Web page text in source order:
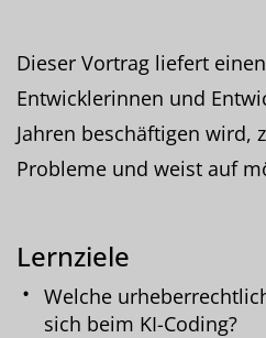
Dieser Vortrag liefert
Entwicklerinnen und
Jahren beschäftigen wird,
Probleme und weist auf
Lernziele
Welche
sich beim KI-Coding?